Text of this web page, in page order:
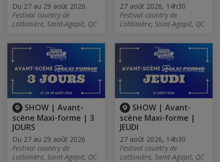
Du 27 au 29 août 2026
Festival country de
Lotbinière, Saint-Agapit, QC
27 août 2026, 14h30
Festival country de
Lotbinière, Saint-Agapit, QC
SHOW | Avant-
scène Maxi-forme | 3
JOURS
Du 27 au 29 août 2026
Festival country de
Lotbinière, Saint-Agapit, QC
SHOW | Avant-
scène Maxi-forme |
JEUDI
27 août 2026, 14h30
Festival country de
Lotbinière, Saint-Agapit, QC